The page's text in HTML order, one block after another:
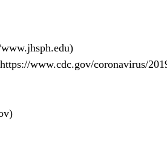
www.cdc.gov/coronavirus/